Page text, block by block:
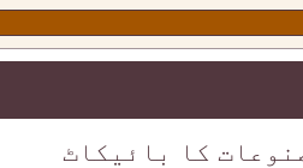
کا بائیکاٹ